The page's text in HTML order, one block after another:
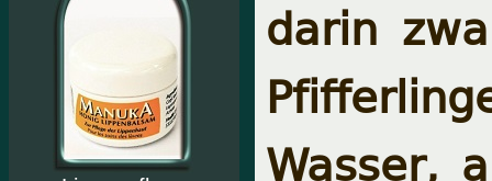
darin
Wasser,